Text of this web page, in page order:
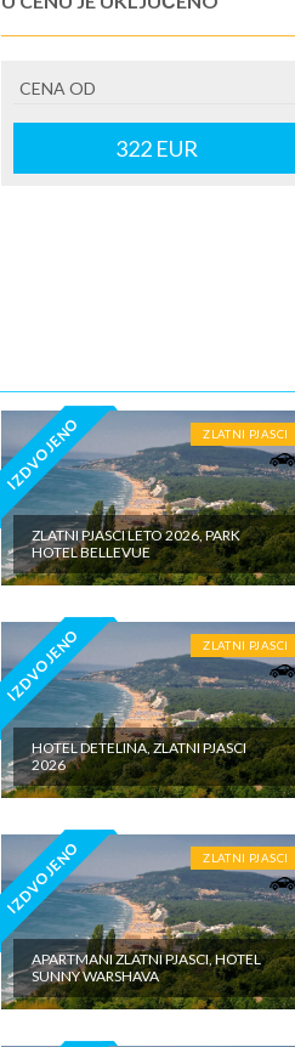
- rezervisane i potvrđene usluge u
hotela do hotela i iznose od 1 EUR
po osobi; - uslugu agencijskog
CENA OD
322EUR
IZDVOJENO ZLATNI PJASCI
ZLATNI PJASCI LETO 2026, PARK
HOTEL BELLEVUE
IZDVOJENO ZLATNI PJASCI
HOTEL DETELINA, ZLATNI PJASCI
2026
IZDVOJENO ZLATNI PJASCI
APARTMANI ZLATNI PJASCI, HOTEL
SUNNY WARSHAVA